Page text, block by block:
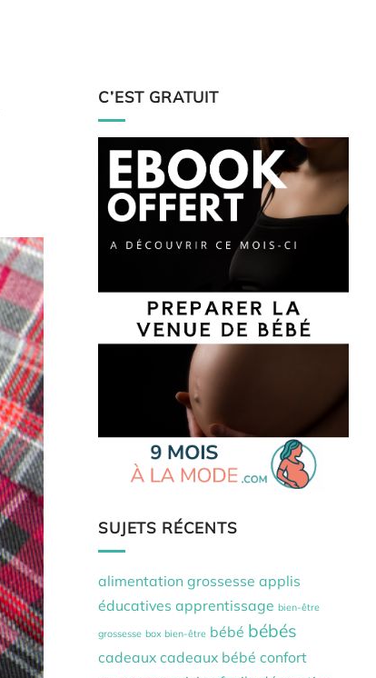
C’EST GRATUIT
SUJETS RÉCENTS
alimentation grossesse applis
éducatives apprentissage bien-être
grossesse box bien-être bébé bébés
cadeaux cadeaux bébé confort